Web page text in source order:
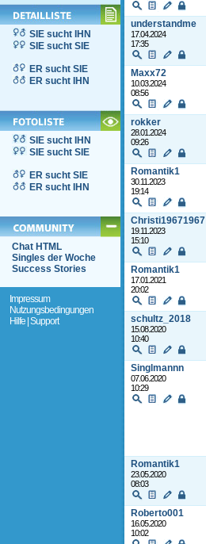
SIE sucht IHN
SIE sucht SIE
ER sucht SIE
ER sucht IHN
SIE sucht IHN
SIE sucht SIE
ER sucht SIE
ER sucht IHN
Chat HTML
Singles der Woche
Success Stories
Impressum
Nutzungsbedingungen
Hilfe | Support
understandme
17.04.2024
17:35
Maxx72
10.03.2024
08:56
rokker
28.01.2024
09:26
Romantik1
30.11.2023
19:14
Christi19671967
19.11.2023
15:10
Romantik1
17.01.2021
20:02
schultz_2018
15.08.2020
10:40
Singlmannn
07.06.2020
10:29
Romantik1
23.05.2020
08:03
Roberto001
16.05.2020
10:02